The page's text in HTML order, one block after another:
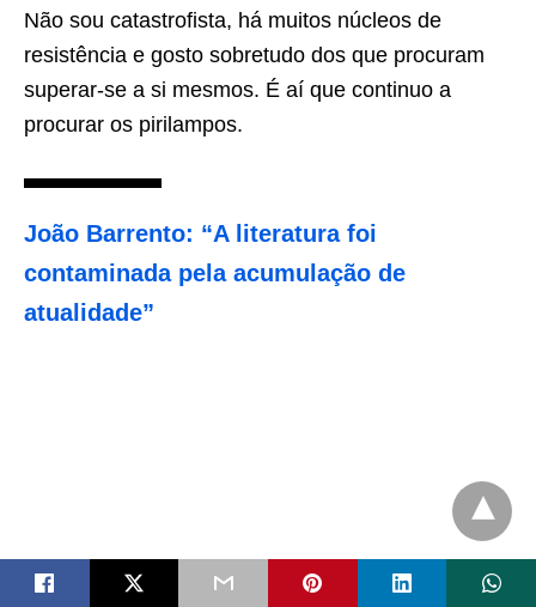
Não sou catastrofista, há muitos núcleos de
resistência e gosto sobretudo dos que procuram
superar-se a si mesmos. É aí que continuo a
procurar os pirilampos.
João Barrento: “A literatura foi
contaminada pela acumulação de
atualidade”